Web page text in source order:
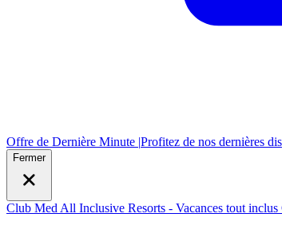
Offre de Dernière Minute |Profitez de nos dernières
Fermer
Club Med All Inclusive Resorts - Vacances tout inclus